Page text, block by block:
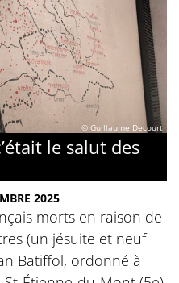
© Guillaume Decourt
le salut des
2025
morts en raison de
(un jésuite et neuf
Batiffol, ordonné à